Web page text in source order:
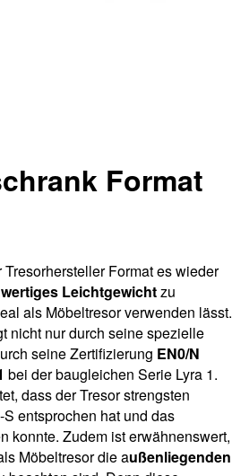
Format
Format es wieder
Leichtgewichtzu
als Möbeltresor verwenden lässt.
nicht nur durch seine spezielle
seine Zertifizierung EN0/N
bei der baugleichen Serie Lyra 1.
dass der Tresor strengsten
entsprochen hat und das
konnte. Zudem ist erwähnenswert,
Möbeltresor die außenliegenden